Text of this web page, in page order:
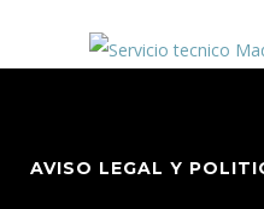
AVISO LEGAL Y